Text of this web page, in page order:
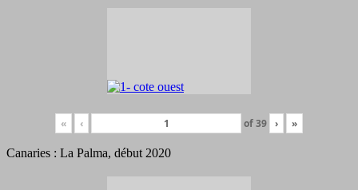
« ‹ of39 › »
Canaries : La Palma, début 2020